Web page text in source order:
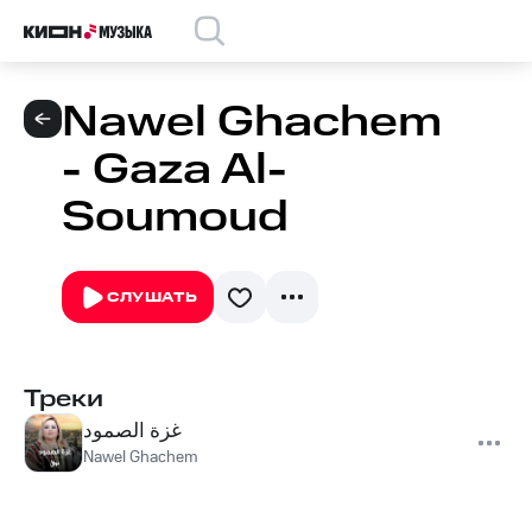
Nawel Ghachem
- Gaza Al-
Soumoud
СЛУШАТЬ
Треки
غزة الصمود
Nawel Ghachem